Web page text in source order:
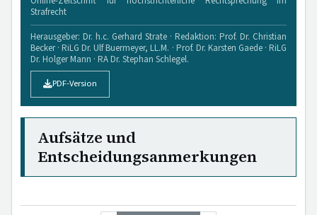
Strafrecht
Herausgeber: Dr. h.c. Gerhard Strate · Redaktion: Prof. Dr. Christian
Becker · RiLG Dr. Ulf Buermeyer, LL.M. · Prof. Dr. Karsten Gaede · RiLG
Dr. Holger Mann · RA Dr. Stephan Schlegel.
PDF-Version
Aufsätze und
Entscheidungsanmerkungen